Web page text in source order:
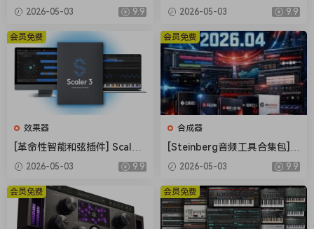
插件] Audioloom Maciel Aud
io Deux Clipper v1.0.0 [WiN,
MacOSX]（34.5MB+145MB)
2026-05-03 9.9
全套合集] STL Tones Bundle
v2026.04 [WiN, MacOSX]（1.
48GB+3.34GB）
2026-05-03 9.9
效果器
[革命性智能和弦插件] Scaler
Music Scaler 3 v3.2.2 Regge
d-HCiSO [MacOSX]（1.45G
B）
2026-05-03 9.9
会员免费
合成器
[Steinberg音频工具合集包] S
teinberg Complete Bundle
2026.04 [MacOSX]（26.4G
B）
2026-05-03 9.9
会员免费
会员免费 会员免费